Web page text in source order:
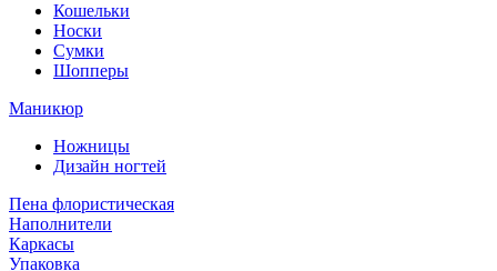
Кошельки
Носки
Сумки
Шопперы
Маникюр
Ножницы
Дизайн ногтей
Пена флористическая
Наполнители
Каркасы
Упаковка